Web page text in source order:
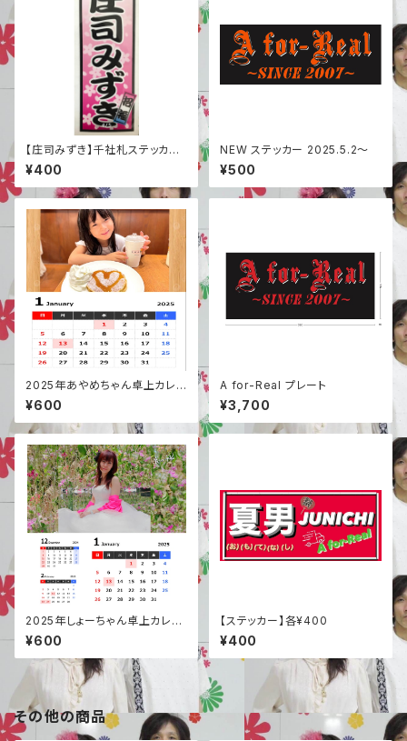
【庄司みずき】千社札ステッカー
(25.1.18newカラー追加)
¥400
NEW ステッカー 2025.5.2〜
¥500
2025年あやめちゃん卓上カレン
ダー
¥600
A for-Real プレート
¥3,700
2025年しょーちゃん卓上カレン
ダー
¥600
【ステッカー】各¥400
¥400
その他の商品